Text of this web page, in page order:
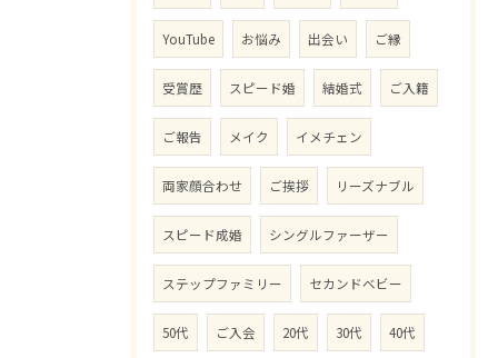
YouTube お悩み 出会い ご縁
受賞歴 スピード婚 結婚式 ご入籍
ご報告 メイク イメチェン
両家顔合わせ ご挨拶 リーズナブル
スピード成婚 シングルファーザー
ステップファミリー セカンドベビー
50代 ご入会 20代 30代 40代